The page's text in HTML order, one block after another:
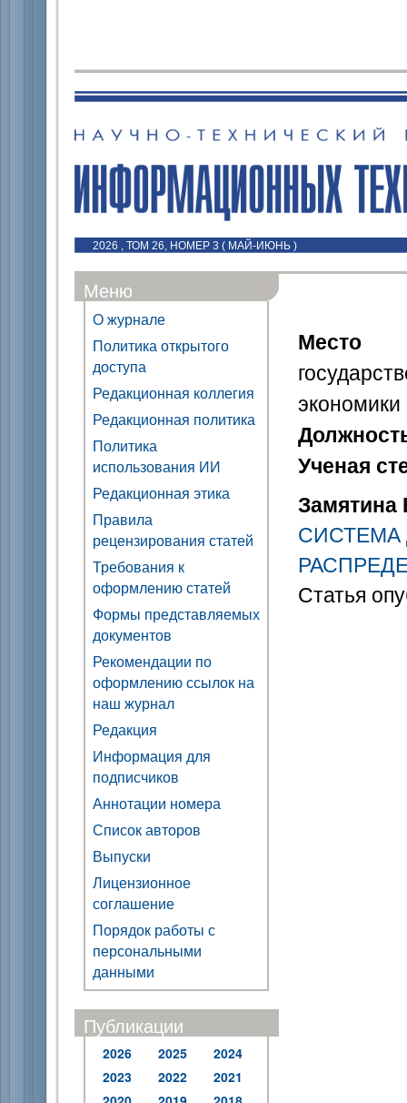
2026 , ТОМ 26, НОМЕР 3 ( МАЙ-ИЮНЬ )
Меню
О журнале
Политика открытого
доступа
Редакционная коллегия
Редакционная политика
Политика
использования ИИ
Редакционная этика
Правила
рецензирования статей
Требования к
оформлению статей
Формы представляемых
документов
Рекомендации по
оформлению ссылок на
наш журнал
Редакция
Информация для
подписчиков
Аннотации номера
Список авторов
Выпуски
Лицензионное
соглашение
Порядок работы с
персональными
данными
Публикации
2026 2025
2024
2023
2022
2021
Место
экономики
Ученая
Замятина
Статья